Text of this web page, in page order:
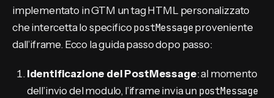
implementato in GTM un tag HTML personalizzato
che intercetta lo specifico postMessageproveniente
dall’iframe. Ecco la guida passo dopo passo:
Identificazione del PostMessage: al momento
dell’invio del modulo, l’iframe invia un postMessage